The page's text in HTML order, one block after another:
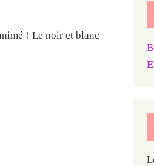
! Le noir et blanc